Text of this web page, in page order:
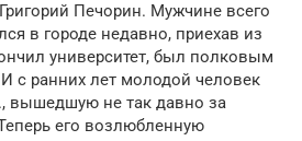
Печорин. Мужчине всего
в городе недавно, приехав из
университет, был полковым
с ранних лет молодой человек
вышедшую не так давно за
его возлюбленную